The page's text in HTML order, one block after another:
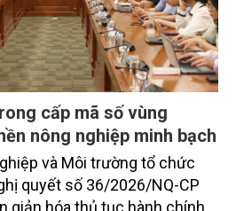
cấp mã số vùng
nông nghiệp minh bạch
và Môi trường tổ chức